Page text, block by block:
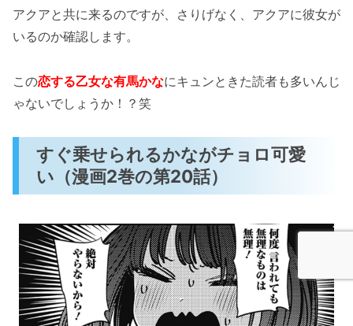
アクアと共に来るのですが、さりげなく、アクアに彼女が
いるのか確認します。
この恋する乙女な有馬かなにキュンときた読者も多いんじ
ゃないでしょうか！？笑
すぐ乗せられるかながチョロ可愛
い（漫画2巻の第20話）